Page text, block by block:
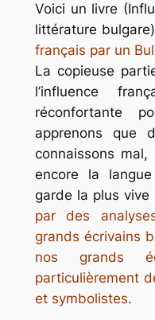
Voici un livre
littérature bulgare)
français par un
La copieuse
l’influence
réconfortante
apprenons que
connaissons
encore la
garde la plus vive
par des
grands écrivains
nos grands
particulièrement
et symbolistes.